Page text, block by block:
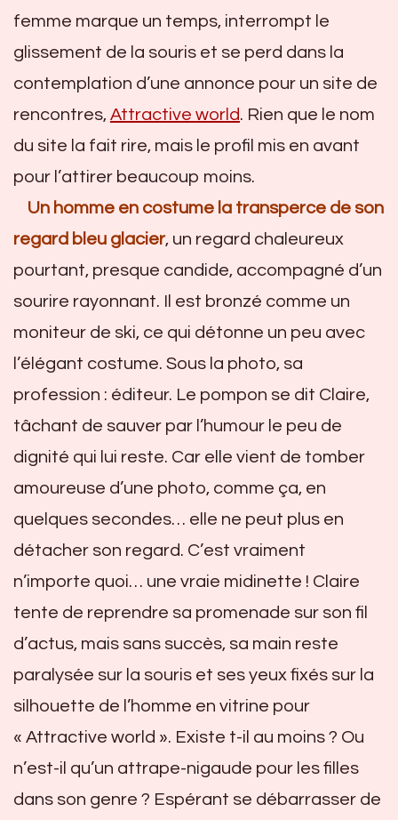
femme marque un temps, interrompt le
glissement de la souris et se perd dans la
contemplation d’une annonce pour un site de
rencontres, Attractive world. Rien que le nom
du site la fait rire, mais le profil mis en avant
pour l’attirer beaucoup moins.
Un homme en costume la transperce de son
regard bleu glacier, un regard chaleureux
pourtant, presque candide, accompagné d’un
sourire rayonnant. Il est bronzé comme un
moniteur de ski, ce qui détonne un peu avec
l’élégant costume. Sous la photo, sa
profession : éditeur. Le pompon se dit Claire,
tâchant de sauver par l’humour le peu de
dignité qui lui reste. Car elle vient de tomber
amoureuse d’une photo, comme ça, en
quelques secondes… elle ne peut plus en
détacher son regard. C’est vraiment
n’importe quoi… une vraie midinette ! Claire
tente de reprendre sa promenade sur son fil
d’actus, mais sans succès, sa main reste
paralysée sur la souris et ses yeux fixés sur la
silhouette de l’homme en vitrine pour
« Attractive world ». Existe t-il au moins ? Ou
n’est-il qu’un attrape-nigaude pour les filles
dans son genre ? Espérant se débarrasser de